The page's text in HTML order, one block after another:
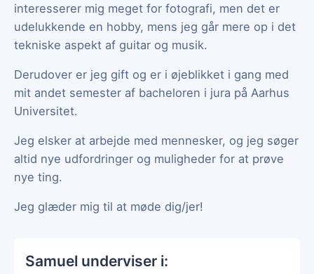
interesserer mig meget for fotografi, men det er
udelukkende en hobby, mens jeg går mere op i det
tekniske aspekt af guitar og musik.
Derudover er jeg gift og er i øjeblikket i gang med
mit andet semester af bacheloren i jura på Aarhus
Universitet.
Jeg elsker at arbejde med mennesker, og jeg søger
altid nye udfordringer og muligheder for at prøve
nye ting.
Jeg glæder mig til at møde dig/jer!
Samuel underviser i: